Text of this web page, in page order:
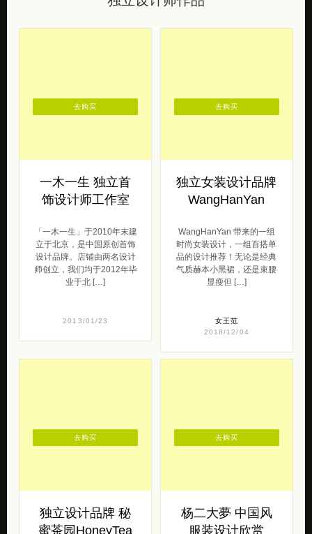
一木一生 独立首
饰设计师工作室
「一木一生」于2010年末建
立于北京，是中国原创首饰
设计品牌。店铺由两名设计
师创立，我们均于2012年毕
业于北 […]
2013/01/23
去购买
独立女装设计品牌
WangHanYan
WangHanYan 带来的一组
时尚女装设计，一组百搭单
品的设计推荐！无论是经典
气质赫本小黑裙，还是束腰
显瘦但 […]
女王范
2018/12/04
去购买
独立设计品牌 秘
蜜茶园HoneyTea
去购买
杨二大夢 中国风
服装设计欣赏
去购买